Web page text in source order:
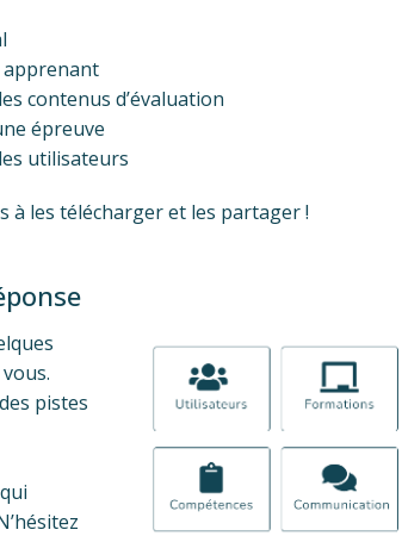
apprenant
contenus d’évaluation
épreuve
utilisateurs
à les télécharger et les partager !
pistes